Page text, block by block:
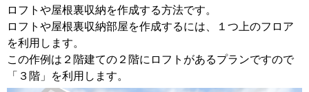
ロフトや屋根裏収納を作成する方法です。
ロフトや屋根裏収納部屋を作成するには、１つ上のフロア
を利用します。
この作例は２階建ての２階にロフトがあるプランですので
「３階」を利用します。